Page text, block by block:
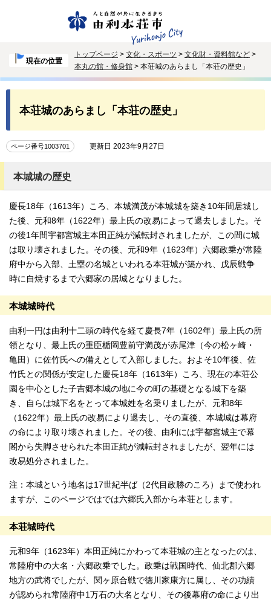
現在の位置
トップページ > 文化・スポーツ > 文化財・資料館など >
本丸の館・修身館 > 本荘城のあらまし「本荘の歴史」
本荘城のあらまし「本荘の歴史」
ページ番号1003701 更新日 2023年9月27日
本城城の歴史
慶長18年（1613年）ころ、本城満茂が本城城を築き10年間居城し
た後、元和8年（1622年）最上氏の改易によって退去しました。そ
の後1年間宇都宮城主本田正純が減転封されましたが、この間に城
は取り壊されました。その後、元和9年（1623年）六郷政乗が常陸
府中から入部、土塁の名城といわれる本荘城が築かれ、戊辰戦争
時に自焼するまで六郷家の居城となりました。
本城城時代
由利一円は由利十二頭の時代を経て慶長7年（1602年）最上氏の所
領となり、最上氏の重臣楯岡豊前守満茂が赤尾津（今の松ヶ崎・
亀田）に佐竹氏への備えとして入部しました。およそ10年後、佐
竹氏との関係が安定した慶長18年（1613年）ころ、現在の本荘公
園を中心とした子吉郷本城の地に今の町の基礎となる城下を築
き、自らは城下名をとって本城姓を名乗りましたが、元和8年
（1622年）最上氏の改易により退去し、その直後、本城城は幕府
の命により取り壊されました。その後、由利には宇都宮城主で幕
閣から失脚させられた本田正純が減転封されましたが、翌年には
改易処分されました。
注：本城という地名は17世紀半ば（2代目政勝のころ）まで使われ
ますが、このページではでは六郷氏入部から本荘とします。
本荘城時代
元和9年（1623年）本田正純にかわって本荘城の主となったのは、
常陸府中の大名・六郷政乗でした。政乗は戦国時代、仙北郡六郷
地方の武将でしたが、関ヶ原合戦で徳川家康方に属し、その功績
が認められ常陸府中1万石の大名となり、その後幕府の命により出